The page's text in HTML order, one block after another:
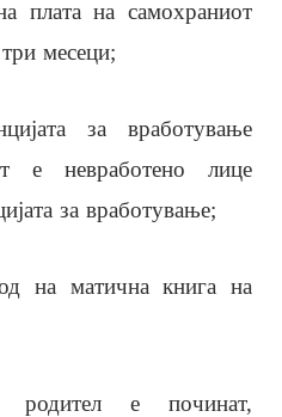
плата на самохраниот
месеци;
за вработување
е невработено лице
за вработување;
на матична книга на
е починат,